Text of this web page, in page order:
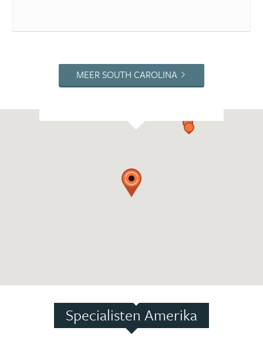
MEER SOUTH CAROLINA
Specialisten Amerika